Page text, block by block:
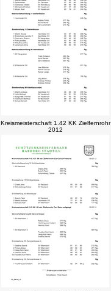
Kreismeisterschaft 1.42 KK Zielfernrohr
2012